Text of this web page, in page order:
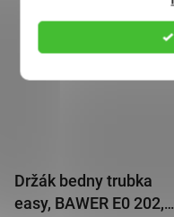
Držák bedny trubka
easy, BAWER E0 202,